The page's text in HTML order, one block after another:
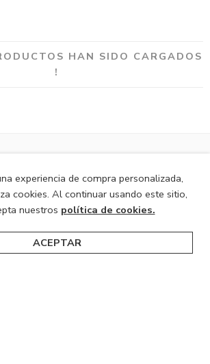
HAN SIDO CARGADOS
!
generales
experiencia de compra personalizada,
cookies. Al continuar usando este sitio,
nuestros política de cookies.
ACEPTAR